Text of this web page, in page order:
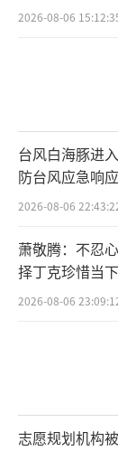
2026-08-06
台风白海豚进
防台风应急响应
2026-08-06
萧敬腾：不忍
择丁克珍惜当下
2026-08-06
志愿规划机构